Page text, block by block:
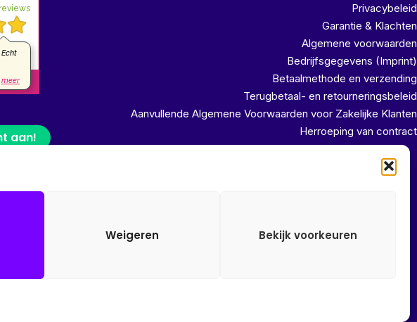
Weigeren Bekijk voorkeuren
aan!
Privacybeleid
Garantie & Klachten
Algemene voorwaarden
Bedrijfsgegevens (Imprint)
Betaalmethode en verzending
Terugbetaal- en retourneringsbeleid
Aanvullende Algemene Voorwaarden voor Zakelijke Klanten
Herroeping van contract
rechtstreeks vanuit ons magazijn!!